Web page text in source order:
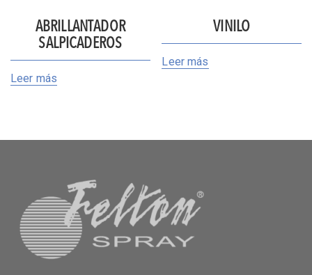
ABRILLANTADOR
SALPICADEROS
Leer más
VINILO
Leer más